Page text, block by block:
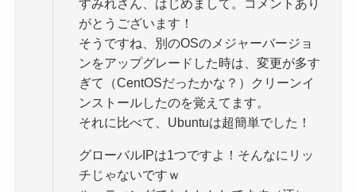
すみれさん、はじめまして。コメントあり
がとうございます！
そうですね、別のOSのメジャーバージョ
ンをアップグレードした時は、変更が多す
ぎて（CentOSだったかな？）クリーンイ
ンストールしたのを覚えてます。
それに比べて、Ubuntuは超簡単でした！
グローバルIPは1つですよ！そんなにリッ
チじゃないですｗ